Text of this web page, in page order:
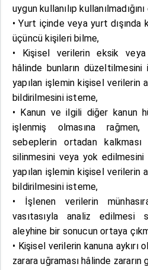
uygun kullanılıp
• Yurt içinde veya yurt dışında
üçüncü kişileri bilme,
• Kişisel verilerin eksik veya
hâlinde bunların
yapılan işlemin kişisel verilerin
bildirilmesini isteme,
• Kanun ve ilgili diğer kanun
işlenmiş olmasına
sebeplerin ortadan
silinmesini veya yok
yapılan işlemin kişisel verilerin
bildirilmesini isteme,
• İşlenen verilerin
vasıtasıyla analiz edilmesi
aleyhine bir sonucun ortaya
• Kişisel verilerin kanuna
zarara uğraması hâlinde